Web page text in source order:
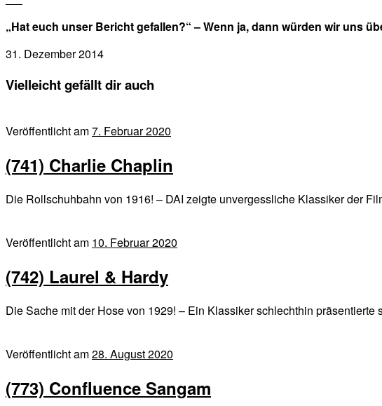
„Hat euch unser Bericht gefallen?“ – Wenn ja, dann würden wir uns
31. Dezember 2014
Vielleicht gefällt dir auch
Veröffentlicht am7. Februar 2020
(741) Charlie Chaplin
Die Rollschuhbahn von 1916! – DAI zeigte unvergessliche Klassiker der
Veröffentlicht am 10. Februar 2020
(742) Laurel & Hardy
Die Sache mit der Hose von 1929! – Ein Klassiker schlechthin
Veröffentlicht am28. August 2020
(773) Confluence Sangam